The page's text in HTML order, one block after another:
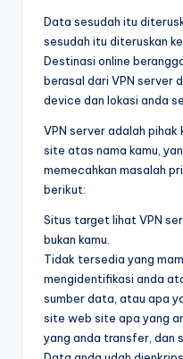
Data sesudah itu
sesudah itu diteruskan
Destinasi online
berasal dari VPN server
device dan lokasi anda
VPN server adalah pihak
site atas nama kamu,
memecahkan masalah
berikut:
Situs target lihat VPN
bukan kamu.
Tidak tersedia yang
mengidentifikasi anda
sumber data, atau apa
site web site apa yang
yang anda transfer, dan